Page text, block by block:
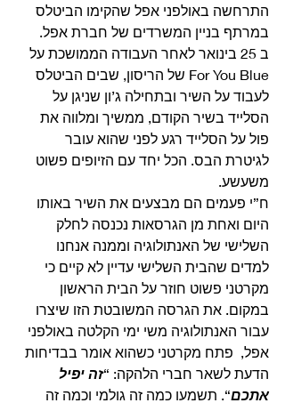
התרחשה באולפני אפל שהקימו הביטלס
במרתף בניין המשרדים של חברת אפל.
ב 25 בינואר לאחר העבודה הממושכת על
For You Blue של הריסון, שבים הביטלס
לעבוד על השיר ובתחילה ג’ון שניגן על
הסלייד בשיר הקודם, ממשיך ומלווה את
פול על הסלייד רגע לפני שהוא עובר
לגיטרת הבס. הכל יחד עם הזיופים פשוט
משעשע.
ח”י פעמים הם מבצעים את השיר באותו
היום ואחת מן הגרסאות נכנסה לחלק
השלישי של האנתולוגיה וממנה אנחנו
למדים שהבית השלישי עדיין לא קיים כי
מקרטני פשוט חוזר על הבית הראשון
במקום. את הגרסה המשובטת הזו שיצרו
עבור האנתולוגיה משי ימי הקלטה באולפני
אפל,  פתח מקרטני כשהוא אומר בבדיחות
הדעת לשאר חברי הלהקה: “זה יפיל
אתכם“. תשמעו כמה זה גולמי וכמה זה